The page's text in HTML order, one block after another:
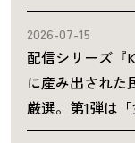
2026-07-15
配信シリーズ『
に産み出された
厳選。第1弾は